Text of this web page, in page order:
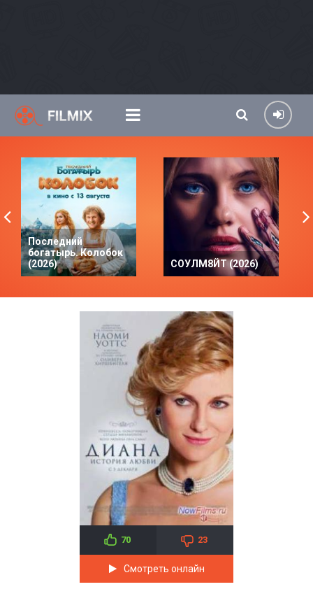
Последний
богатырь. Колобок
(2026)
СОУЛМ8ЙТ (2026)
70 23
Смотреть онлайн